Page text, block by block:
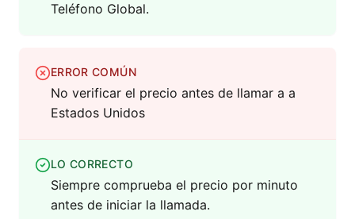
Teléfono Global.
ERROR COMÚN
No verificar el precio antes de llamar a a
Estados Unidos
LO CORRECTO
Siempre comprueba el precio por minuto
antes de iniciar la llamada.